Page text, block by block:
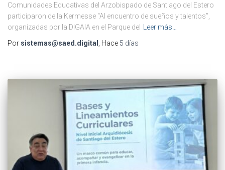
Comunidades Educativas del Arzobispado de Santiago del Estero
participaron de la Kermesse “Al encuentro de sueños y talentos”,
organizadas por la DIGAIA en el Parque del
Leer más…
Por sistemas@saed.digital , Hace 5 días